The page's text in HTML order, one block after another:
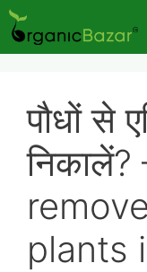
Skip
to
content
पौधों से
plants